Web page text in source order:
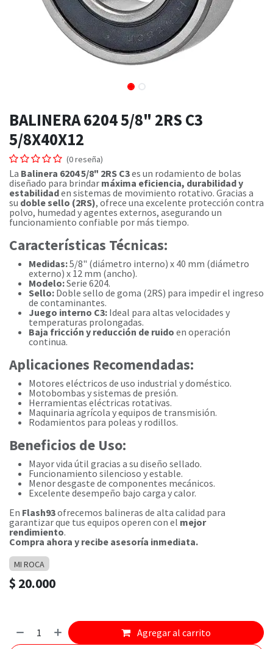
BALINERA 6204 5/8" 2RS C3
5/8X40X12
(0 reseña)
La Balinera 6204 5/8" 2RS C3es un rodamiento de bolas
diseñado para brindar máxima eficiencia, durabilidad y
estabilidaden sistemas de movimiento rotativo. Gracias a
su doble sello (2RS), ofrece una excelente protección contra
polvo, humedad y agentes externos, asegurando un
funcionamiento confiable por más tiempo.
Características Técnicas:
Medidas:5/8" (diámetro interno) x 40 mm (diámetro
externo) x 12 mm (ancho).
Modelo:Serie 6204.
Sello: Doble sello de goma (2RS) para impedir el ingreso
de contaminantes.
Juego interno C3: Ideal para altas velocidades y
temperaturas prolongadas.
Baja fricción y reducción de ruido en operación
continua.
Aplicaciones Recomendadas:
Motores eléctricos de uso industrial y doméstico.
Motobombas y sistemas de presión.
Herramientas eléctricas rotativas.
Maquinaria agrícola y equipos de transmisión.
Rodamientos para poleas y rodillos.
Beneficios de Uso:
Mayor vida útil gracias a su diseño sellado.
Funcionamiento silencioso y estable.
Menor desgaste de componentes mecánicos.
Excelente desempeño bajo carga y calor.
En Flash93ofrecemos balineras de alta calidad para
garantizar que tus equipos operen con el mejor
rendimiento.
Compra ahora y recibe asesoría inmediata.
MI ROCA
$ 20.000
Agregar al carrito